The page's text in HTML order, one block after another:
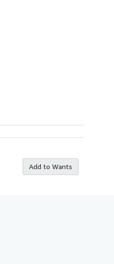
Add to Wants